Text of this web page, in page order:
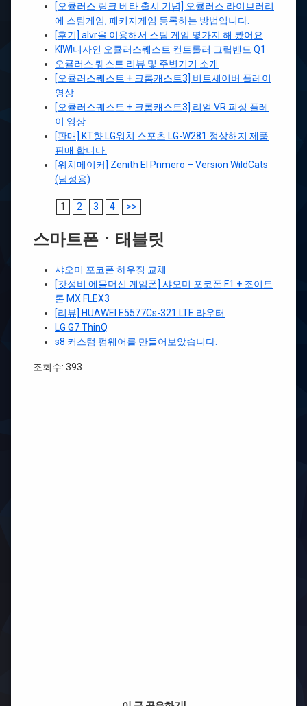
[오큘러스 링크 베타 출시 기념] 오큘러스 라이브러리
에 스팀게임, 패키지게임 등록하는 방법입니다.
[후기] alvr을 이용해서 스팀 게임 몇가지 해 봤어요
KIWI디자인 오큘러스퀘스트 컨트롤러 그립밴드 Q1
오큘러스 퀘스트 리뷰 및 주변기기 소개
[오큘러스퀘스트 + 크롬캐스트3] 비트세이버 플레이
영상
[오큘러스퀘스트 + 크롬캐스트3] 리얼 VR 피싱 플레
이 영상
[판매] KT향 LG워치 스포츠 LG-W281 정상해지 제품
판매 합니다.
[워치메이커] Zenith El Primero – Version WildCats
(남성용)
1 2 3 4 >>
스마트폰ㆍ태블릿
샤오미 포코폰 하우징 교체
[갓성비 에뮬머신 게임폰] 샤오미 포코폰 F1 + 조이트
론 MX FLEX3
[리뷰] HUAWEI E5577Cs-321 LTE 라우터
LG G7 ThinQ
s8 커스텀 펌웨어를 만들어보았습니다.
조회수: 393